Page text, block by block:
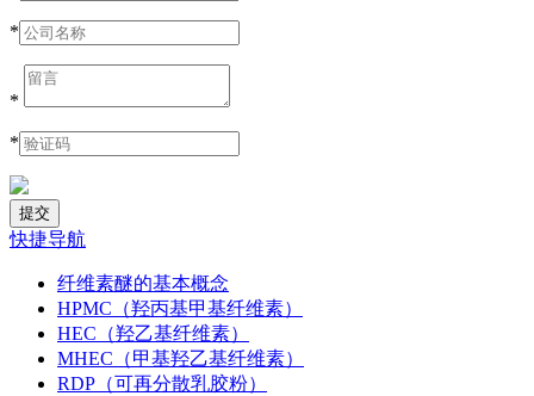
*
*
*
快捷导航
纤维素醚的基本概念
HPMC（羟丙基甲基纤维素）
HEC（羟乙基纤维素）
MHEC（甲基羟乙基纤维素）
RDP（可再分散乳胶粉）